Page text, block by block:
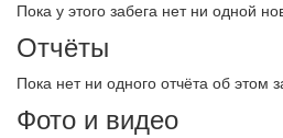
Пока у этого забега нет ни одной
Отчёты
Пока нет ни одного отчёта об этом
Фото и видео